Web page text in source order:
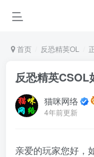
首页 反恐精英OL
反恐精英CSOL
猫咪网络
4年前更新
亲爱的玩家您好，